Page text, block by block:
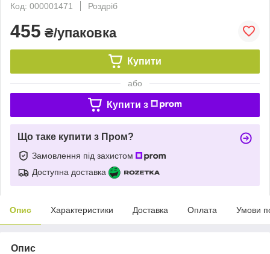
Код: 000001471
Роздріб
455 ₴/упаковка
Купити
або
Купити з
Що таке купити з Пром?
Замовлення під захистом
Доступна доставка
Опис Характеристики Доставка Оплата Умови
Опис